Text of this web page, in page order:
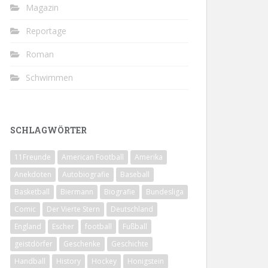
Magazin
Reportage
Roman
Schwimmen
SCHLAGWÖRTER
11Freunde American Football
Amerika
Anekdoten
Autobiografie
Baseball
Basketball
Biermann Biografie
Bundesliga
Comic
Der Vierte Stern
Deutschland
England
Escher football
Fußball
geistdörfer
Geschenke
Geschichte
Handball
History Hockey Honigstein